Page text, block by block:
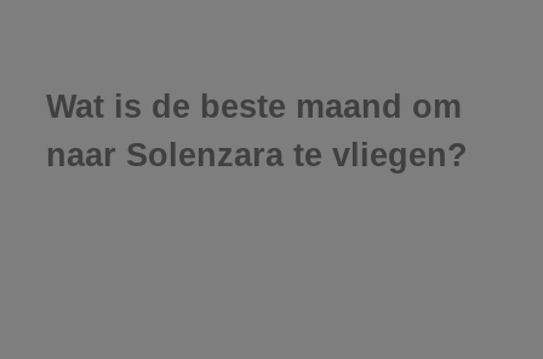
Wat is de beste maand om
naar Solenzara te vliegen?